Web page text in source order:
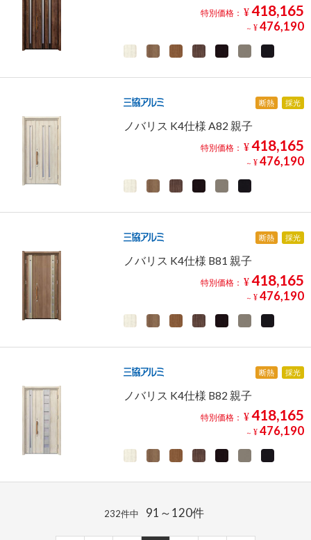
特別価格： ¥418,165
～ ¥ 476,190
断熱 採光
ノバリス K4仕様 A82 親子
特別価格： ¥418,165
～ ¥ 476,190
断熱 採光
ノバリス K4仕様 B81 親子
特別価格： ¥418,165
～ ¥ 476,190
断熱 採光
ノバリス K4仕様 B82 親子
特別価格： ¥418,165
～ ¥ 476,190
232件中 91～120件